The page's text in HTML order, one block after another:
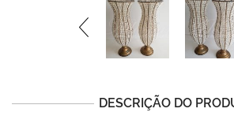
DESCRIÇÃO DO